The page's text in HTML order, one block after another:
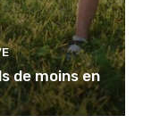
de moins en